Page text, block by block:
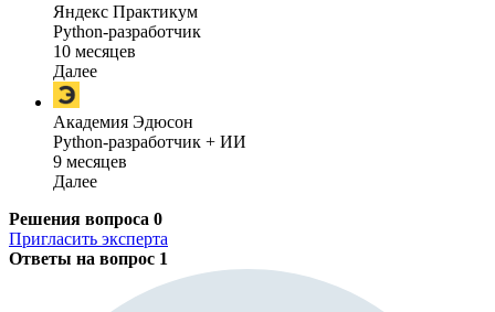
Яндекс Практикум
Python-разработчик
10 месяцев
Далее
Академия Эдюсон
Python-разработчик + ИИ
9 месяцев
Далее
Решения вопроса 0
Пригласить эксперта
Ответы на вопрос 1